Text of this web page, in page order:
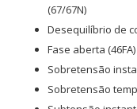
(67/67N)
Desequilíbrio de
Fase aberta (46FA)
Sobretensão
Sobretensão